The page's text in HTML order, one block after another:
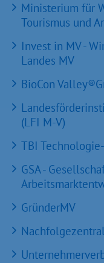
Ministerium für
Tourismus und
Invest in MV -
Landes MV
BioCon
(LFI M-V)
TBI
GSA -
GründerMV